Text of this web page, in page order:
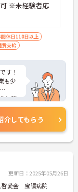
※未経験者応
休日110日以上
費支給
す！
も少
に詳
。
介してもらう
更新日：2025年05月26日
啓愛会 宝陽病院